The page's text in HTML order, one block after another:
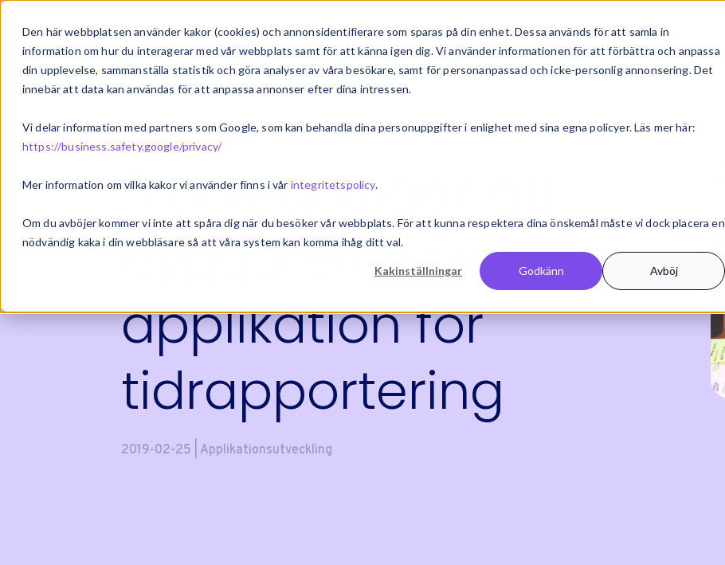
Den här webbplatsen använder kakor (cookies) och annonsidentifierare som sparas på din enhet. Dessa används för att samla in
information om hur du interagerar med vår webbplats samt för att känna igen dig. Vi använder informationen för att förbättra och anpassa
din upplevelse, sammanställa statistik och göra analyser av våra besökare, samt för personanpassad och icke-personlig annonsering. Det
innebär att data kan användas för att anpassa annonser efter dina intressen.
Vi delar information med partners som Google, som kan behandla dina personuppgifter i enlighet med sina egna policyer. Läs mer här:
https://business.safety.google/privacy/
Mer information om vilka kakor vi använder finns i vår integritetspolicy.
Om du avböjer kommer vi inte att spåra dig när du besöker vår webbplats. För att kunna respektera dina önskemål måste vi dock placera en
nödvändig kaka i din webbläsare så att våra system kan komma ihåg ditt val.
Kakinställningar Godkänn Avböj
Om oss Vårt erbjudande Bransch & roll Kundcase Inspiration
3 anledningar att
bygga en egen
applikation för
tidrapportering
2019-02-25 | Applikationsutveckling